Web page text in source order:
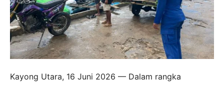
Kayong Utara, 16 Juni 2026 — Dalam rangka